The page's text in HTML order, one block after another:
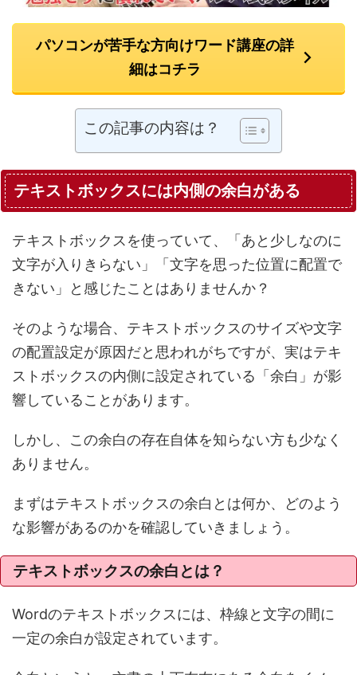
パソコンが苦手な方向けワード講座の詳
細はコチラ
この記事の内容は？
テキストボックスには内側の余白がある
テキストボックスを使っていて、「あと少しなのに
文字が入りきらない」「文字を思った位置に配置で
きない」と感じたことはありませんか？
そのような場合、テキストボックスのサイズや文字
の配置設定が原因だと思われがちですが、実はテキ
ストボックスの内側に設定されている「余白」が影
響していることがあります。
しかし、この余白の存在自体を知らない方も少なく
ありません。
まずはテキストボックスの余白とは何か、どのよう
な影響があるのかを確認していきましょう。
テキストボックスの余白とは？
Wordのテキストボックスには、枠線と文字の間に
一定の余白が設定されています。